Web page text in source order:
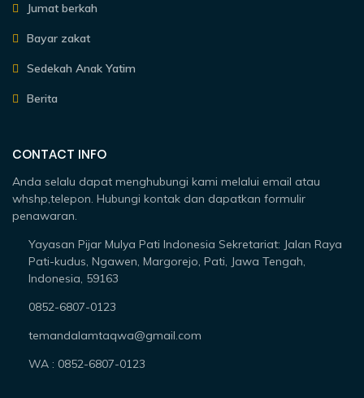
Jumat berkah
Bayar zakat
Sedekah Anak Yatim
Berita
CONTACT INFO
Anda selalu dapat menghubungi kami melalui email atau
whshp,telepon. Hubungi kontak dan dapatkan formulir
penawaran.
Yayasan Pijar Mulya Pati Indonesia Sekretariat: Jalan Raya
Pati-kudus, Ngawen, Margorejo, Pati, Jawa Tengah,
Indonesia, 59163
0852-6807-0123
temandalamtaqwa@gmail.com
WA : 0852-6807-0123